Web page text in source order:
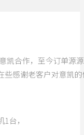
凯合作，至今订单源
感谢老客户对意凯
台，